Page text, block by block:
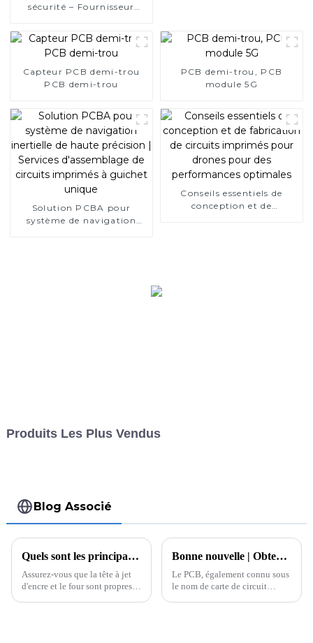
sécurité – Fournisseur
depuis 15 ans
Capteur PCB demi-trou
PCB demi-trou
PCB demi-trou, PCB
module 5G
Solution PCBA pour
système de navigation
Conseils essentiels de
conception et de
Produits Les Plus Vendus
Blog Associé
Quels sont les principaux principes de fonctionnement et paramètres techniques du séchage post-jet d’encre sur PCB pour réduire les défauts ?
Assurez-vous que la tête à jet
d'encre et le four sont propres et
Bonne nouvelle | Obtention d'un brevet pour un dispositif de traitement de matériaux PCB à haute fréquence par gravure laser à froid
Le PCB, également connu sous
le nom de carte de circuit